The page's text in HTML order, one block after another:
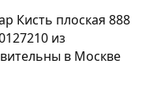
Кисть плоская 888
из
в Москве